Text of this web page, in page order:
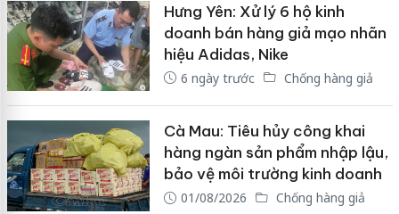
Hưng Yên: Xử lý 6 hộ kinh
doanh bán hàng giả mạo nhãn
hiệu Adidas, Nike
6 ngày trước Chống hàng giả
Cà Mau: Tiêu hủy công khai
hàng ngàn sản phẩm nhập lậu,
bảo vệ môi trường kinh doanh
01/08/2026 Chống hàng giả